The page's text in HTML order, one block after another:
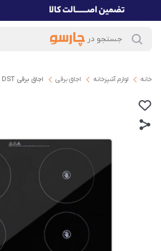
خانه لوازم آشپزخانه اجاق برقی اجاق برقی DST